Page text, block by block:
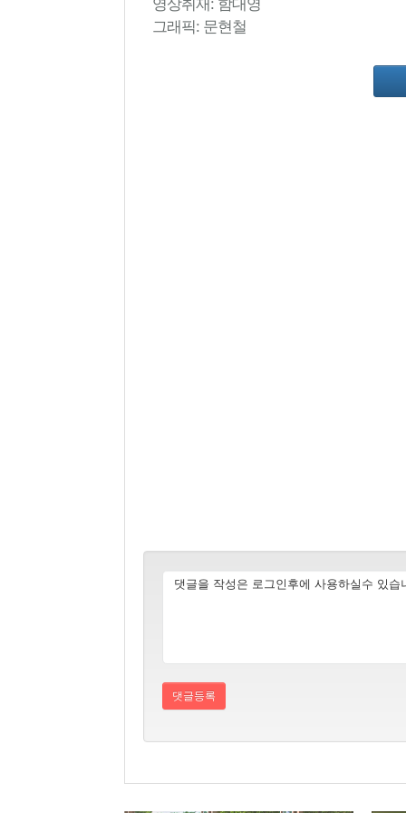
그래픽: 문현철